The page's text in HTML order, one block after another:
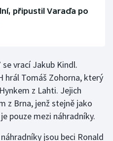
připustil Varaďa po
vrací Jakub Kindl.
hrál Tomáš Zohorna, který
z Lahti. Jejich
z Brna, jenž stejně jako
pouze mezi náhradníky.
jsou beci Ronald